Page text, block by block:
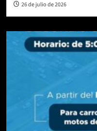
26 de julio de 2026